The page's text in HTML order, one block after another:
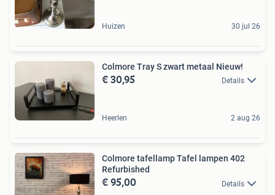
Huizen 30 jul 26
Colmore Tray S zwart metaal Nieuw!
€ 30,95 Details
Heerlen 2 aug 26
Colmore tafellamp Tafel lampen 402
Refurbished
€ 95,00 Details